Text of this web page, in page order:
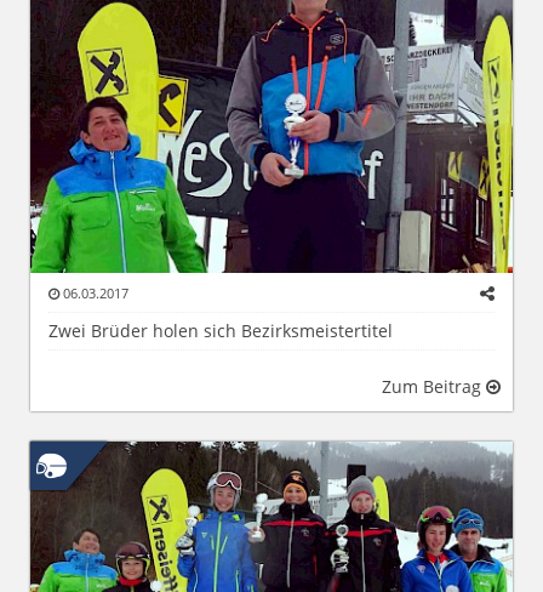
06.03.2017
Zwei Brüder holen sich Bezirksmeistertitel
Zum Beitrag